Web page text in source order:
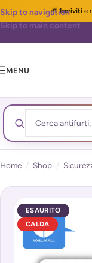
🎁Iscrivitie
Skip to navigation
Skip to main content
MENU
Home / Shop /
ESAURITO
CALDA